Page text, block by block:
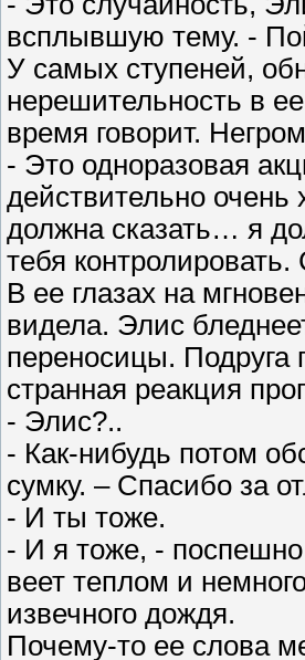
всплывшую тему. -
У самых ступеней,
нерешительность в
время говорит.
- Это одноразовая
действительно очень
должна сказать… я
тебя
В ее глазах на
видела. Элис
переносицы. Подруга
странная реакция
- Элис?..
- Как-нибудь потом
сумку. – Спасибо за
- И ты тоже.
- И я тоже, - поспешно
веет теплом и
извечного дождя.
Почему-то ее слова